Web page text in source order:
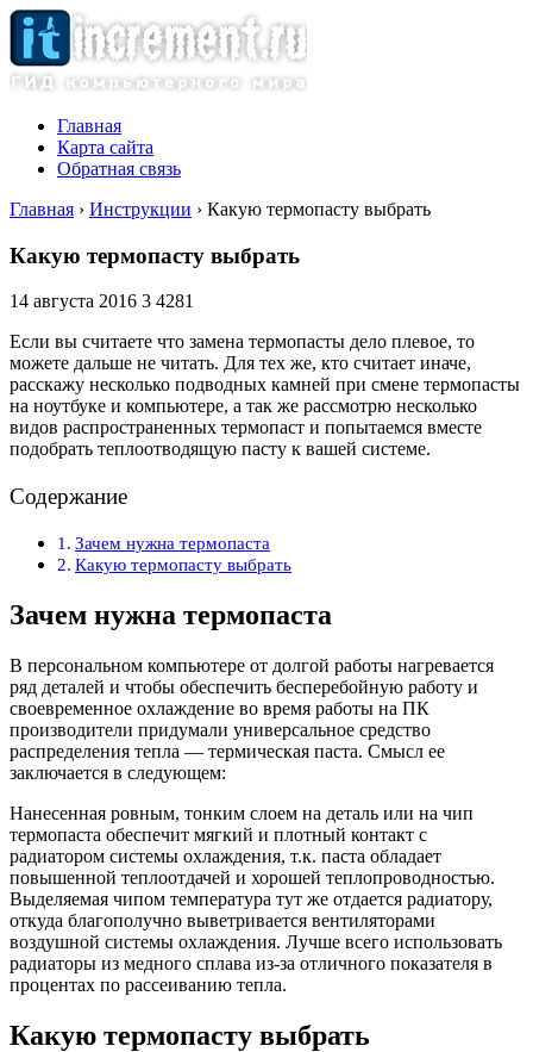
Главная
Карта сайта
Обратная связь
Главная › Инструкции › Какую термопасту выбрать
Какую термопасту выбрать
14 августа 2016 3 4281
Если вы считаете что замена термопасты дело плевое, то
можете дальше не читать. Для тех же, кто считает иначе,
расскажу несколько подводных камней при смене термопасты
на ноутбуке и компьютере, а так же рассмотрю несколько
видов распространенных термопаст и попытаемся вместе
подобрать теплоотводящую пасту к вашей системе.
Содержание
Зачем нужна термопаста
Какую термопасту выбрать
Зачем нужна термопаста
В персональном компьютере от долгой работы нагревается
ряд деталей и чтобы обеспечить бесперебойную работу и
своевременное охлаждение во время работы на ПК
производители придумали универсальное средство
распределения тепла — термическая паста. Смысл ее
заключается в следующем:
Нанесенная ровным, тонким слоем на деталь или на чип
термопаста обеспечит мягкий и плотный контакт с
радиатором системы охлаждения, т.к. паста обладает
повышенной теплоотдачей и хорошей теплопроводностью.
Выделяемая чипом температура тут же отдается радиатору,
откуда благополучно выветривается вентиляторами
воздушной системы охлаждения. Лучше всего использовать
радиаторы из медного сплава из-за отличного показателя в
процентах по рассеиванию тепла.
Какую термопасту выбрать